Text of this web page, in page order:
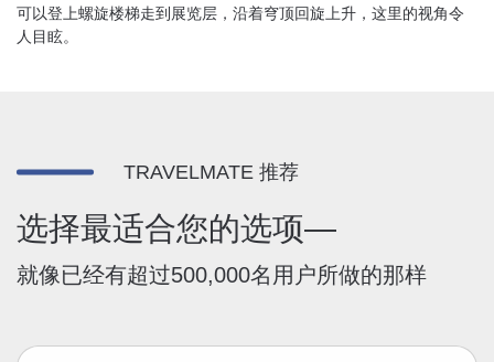
可以登上螺旋楼梯走到展览层，沿着穹顶回旋上升，这里的视角令
人目眩。
TRAVELMATE 推荐
选择最适合您的选项—
就像已经有超过500,000名用户所做的那样